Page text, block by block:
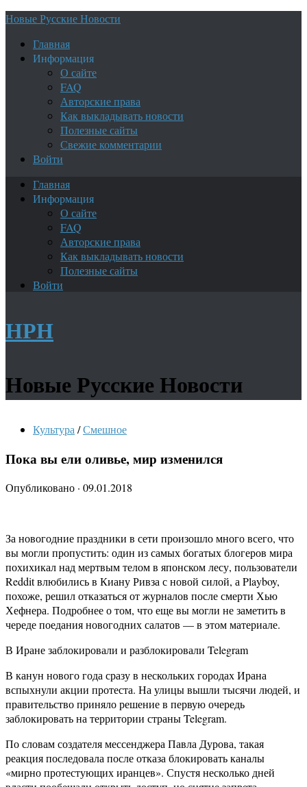
Новые Русские Новости
Главная
Информация
О сайте
FAQ
Авторские права
Как выкладывать новости
Полезные сайты
Свежие комментарии
Войти
Главная
Информация
О сайте
FAQ
Авторские права
Как выкладывать новости
Полезные сайты
Войти
НРН
Новые Русские Новости
Культура /Смешное
Пока вы ели оливье, мир изменился
Опубликовано · 09.01.2018
За новогодние праздники в сети произошло много всего, что
вы могли пропустить: один из самых богатых блогеров мира
похихикал над мертвым телом в японском лесу, пользователи
Reddit влюбились в Киану Ривза с новой силой, а Playboy,
похоже, решил отказаться от журналов после смерти Хью
Хефнера. Подробнее о том, что еще вы могли не заметить в
череде поедания новогодних салатов — в этом материале.
В Иране заблокировали и разблокировали Telegram
В канун нового года сразу в нескольких городах Ирана
вспыхнули акции протеста. На улицы вышли тысячи людей, и
правительство приняло решение в первую очередь
заблокировать на территории страны Telegram.
По словам создателя мессенджера Павла Дурова, такая
реакция последовала после отказа блокировать каналы
«мирно протестующих иранцев». Спустя несколько дней